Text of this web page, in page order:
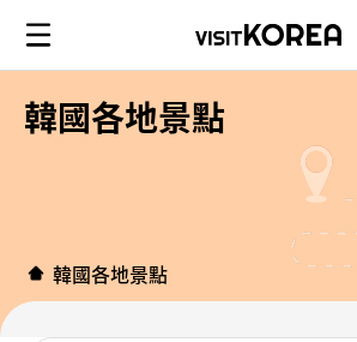
韓國各地景點
韓國各地景點